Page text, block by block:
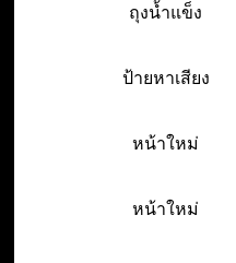
ถุงน้ำแข็ง
ป้ายหาเสียง
หน้าใหม่
หน้าใหม่